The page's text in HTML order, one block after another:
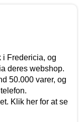
i Fredericia, og
deres webshop.
50.000 varer, og
Klik her for at se